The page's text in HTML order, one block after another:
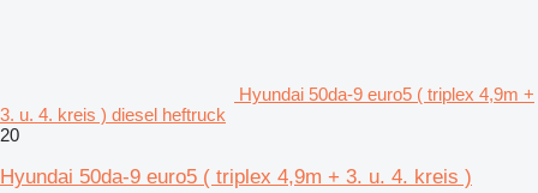
Hyundai 50da-9 euro5 ( triplex 4,9m +
3. u. 4. kreis ) diesel heftruck
20
Hyundai 50da-9 euro5 ( triplex 4,9m + 3. u. 4. kreis )